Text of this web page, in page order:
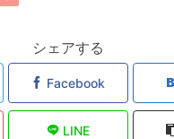
シェアする
Facebook
LINE